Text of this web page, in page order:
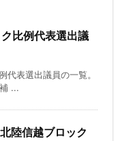
比例代表選出議
代表選出議員の一覧。
...
陸信越ブロック